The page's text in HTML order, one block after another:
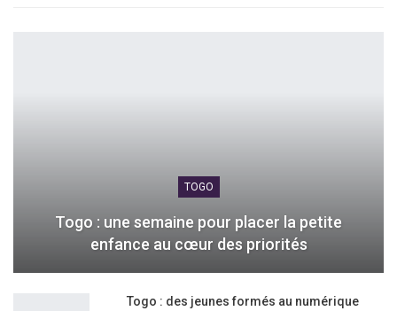
TOGO
Togo : une semaine pour placer la petite
enfance au cœur des priorités
Togo : des jeunes formés au numérique